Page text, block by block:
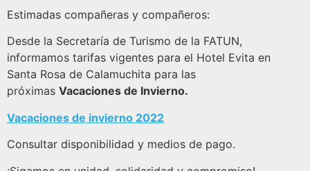
Estimadas compañeras y compañeros:
Desde la Secretaría de Turismo de la FATUN,
informamos tarifas vigentes para el Hotel Evita en
Santa Rosa de Calamuchita para las
próximas Vacaciones de Invierno.
Vacaciones de invierno 2022
Consultar disponibilidad y medios de pago.